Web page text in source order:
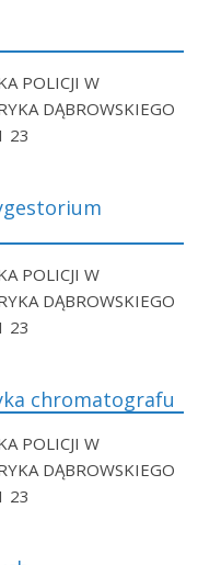
POLICJI W
DĄBROWSKIEGO
23
POLICJI W
DĄBROWSKIEGO
23
chromatografu
POLICJI W
DĄBROWSKIEGO
23